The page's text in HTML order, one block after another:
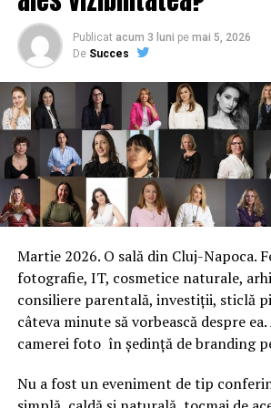
Publicat acum 3 luni pe mai 5, 2026
De Succes
Martie 2026. O sală din Cluj-Napoca.
fotografie, IT, cosmetice naturale,
consiliere parentală, investiții, sticlă
câteva minute să vorbească despre
camerei foto în ședință de branding
Nu a fost un eveniment de tip